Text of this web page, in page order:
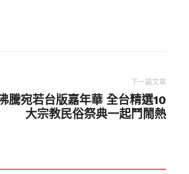
系統遭癱瘓，甚至傳出多名核科
袁勁東分析指出，中國雖口頭聲援
貫謹慎。有專家警告，若伊朗體
下一篇文章
騰宛若台版嘉年華 全台精選10
大宗教民俗祭典一起鬥鬧熱